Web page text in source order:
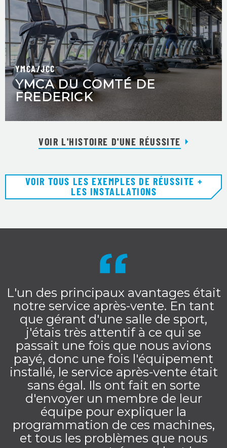
YMCA/JCC
YMCA DU COMTÉ DE
FREDERICK
VOIR L'HISTOIRE D'UNE RÉUSSITE
VOIR TOUS LES EXEMPLES DE RÉUSSITE +
LES INSTALLATIONS
L'un des principaux avantages était
notre service après-vente. En tant
que gérant d'une salle de sport,
j'étais très attentif à ce qui se
passait une fois que nous avions
payé, donc une fois l'équipement
installé, le service après-vente était
sans égal. Ils ont fait en sorte
d'envoyer un membre de leur
équipe pour expliquer la
programmation de ces machines,
et tous les problèmes que nous